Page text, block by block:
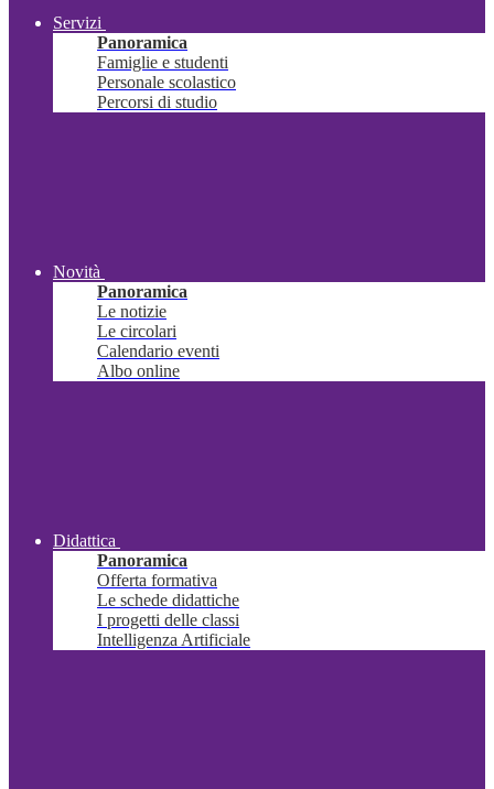
Servizi
Panoramica
Famiglie e studenti
Personale scolastico
Percorsi di studio
Novità
Panoramica
Le notizie
Le circolari
Calendario eventi
Albo online
Didattica
Panoramica
Offerta formativa
Le schede didattiche
I progetti delle classi
Intelligenza Artificiale